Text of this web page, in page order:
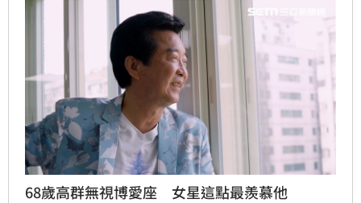
68歲高群無視博愛座 女星這點最羨慕他